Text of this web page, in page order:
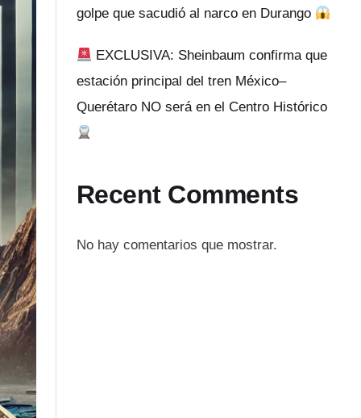
golpe que sacudió al narco en Durango
EXCLUSIVA: Sheinbaum confirma que
estación principal del tren México–
Querétaro NO será en el Centro Histórico
Recent Comments
No hay comentarios que mostrar.